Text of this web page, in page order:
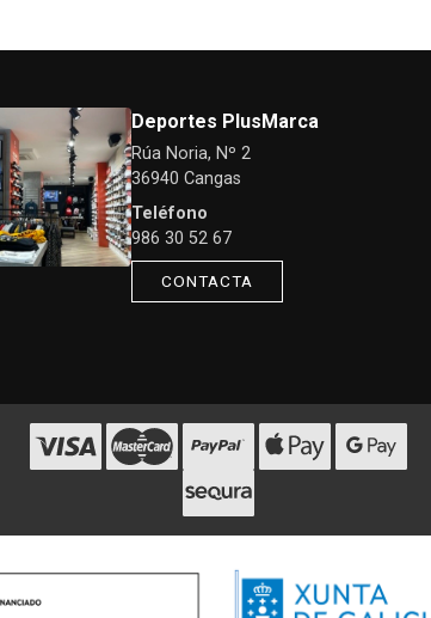
Deportes PlusMarca
Rúa Noria, Nº 2
36940 Cangas
Teléfono
986 30 52 67
CONTACTA